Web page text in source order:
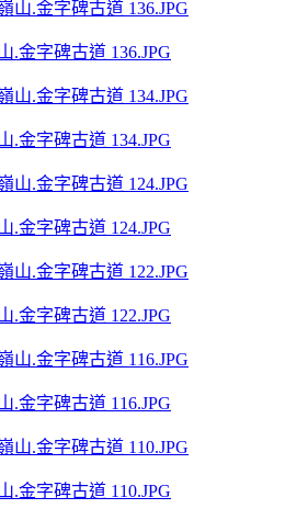
.金字碑古道 136.JPG
.金字碑古道 134.JPG
.金字碑古道 124.JPG
.金字碑古道 122.JPG
.金字碑古道 116.JPG
.金字碑古道 110.JPG